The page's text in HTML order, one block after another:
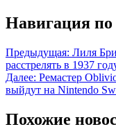
Навигация по
Предыдущая: Лиля
расстрелять в 1937
Далее: Ремастер
выйдут на Nintendo
Похожие